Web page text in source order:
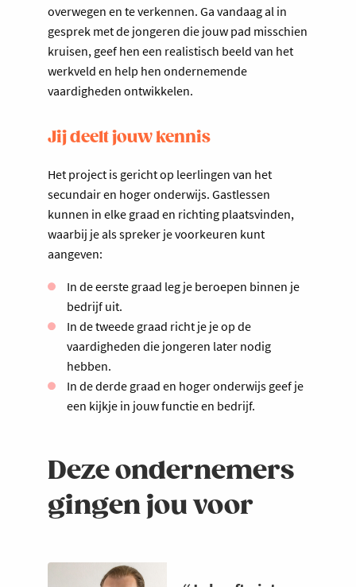
overwegen en te verkennen. Ga vandaag al in
gesprek met de jongeren die jouw pad misschien
kruisen, geef hen een realistisch beeld van het
werkveld en help hen ondernemende
vaardigheden ontwikkelen.
Jij deelt jouw kennis
Het project is gericht op leerlingen van het
secundair en hoger onderwijs. Gastlessen
kunnen in elke graad en richting plaatsvinden,
waarbij je als spreker je voorkeuren kunt
aangeven:
In de eerste graad leg je beroepen binnen je
bedrijf uit.
In de tweede graad richt je je op de
vaardigheden die jongeren later nodig
hebben.
In de derde graad en hoger onderwijs geef je
een kijkje in jouw functie en bedrijf.
Deze ondernemers
gingen jou voor